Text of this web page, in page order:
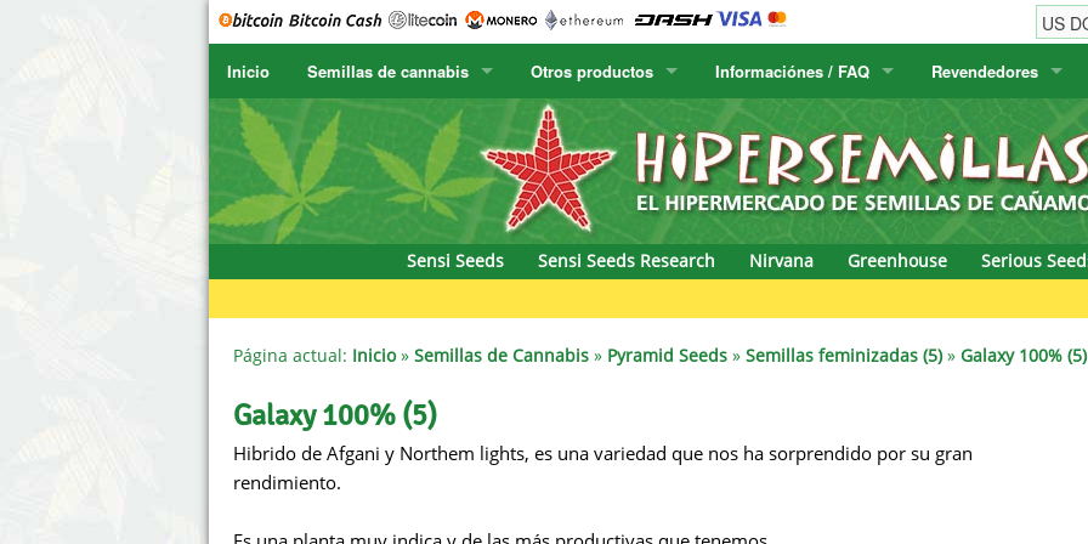
Inicio Semillas de cannabis
SENSI SEEDS
SENSI SEEDS RESEARCH
NIRVANA
SERIOUS SEEDS
SPLIFF SEEDS
Ace Seeds
CBD Crew
Chronic & Caviar
Delicious Seeds
Dr. Underground Seeds
Empire Seeds
Humboldt Seed Company
Humboldt Seeds
Hyp3rids
Kannabia
krauTHCollective
Positronics
Prana Medical
Pyramid Seeds
Ripper Seeds
Samsara Seeds
Otros productos
Semillas de cactus
Flora Canaria
Informaciónes / FAQ
Información del pedido
Información del envío
FAQ
Revendedores
E-MAIL
CONTRASEÑA
Sensi Seeds Sensi Seeds Research Nirvana Greenhouse Serious
Página actual: Inicio» Semillas de Cannabis » Pyramid Seeds » Semillas feminizadas (5)» Galaxy 100% (5)
Galaxy 100% (5)
Hibrido de Afgani y Northem lights, es una variedad que nos ha sorprendido por su gran
rendimiento.